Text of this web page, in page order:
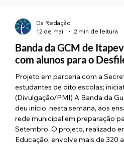
Banda da GCM de
com alunos para o
Projeto em parceria com a
estudantes de oito escolas;
(Divulgação/PMI) A Banda da
deu início, nesta semana, aos
rede municipal em preparação
Setembro. O projeto, realizado
Educação, envolve mais de 320
Da Redação
12 de mai.
2 min de leitura